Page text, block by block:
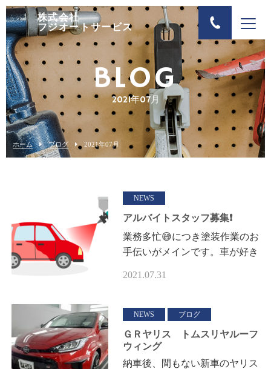
株式会社
フジオートサービス
BLOG
2021年07月
ホーム ブログ 2021年07月
NEWS
アルバイトスタッフ募集❗
業務多忙😅につき塗装作業のお
手伝いがメインです。車が好き
として若手…
2021.07.31
NEWS ブログ
ＧＲヤリス トムスリヤルーフ
ウィング
納車後、間もない新車のヤリス